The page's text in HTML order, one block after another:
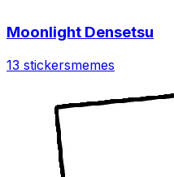
Moonlight Densetsu
13 stickersmemes